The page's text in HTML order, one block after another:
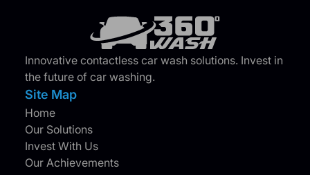
Innovative contactless car wash solutions. Invest in
the future of car washing.
Site Map
Home
Our Solutions
Invest With Us
Our Achievements